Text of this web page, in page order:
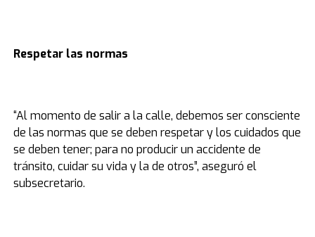
Respetar las normas
“Al momento de salir a la calle, debemos ser consciente
de las normas que se deben respetar y los cuidados que
se deben tener; para no producir un accidente de
tránsito, cuidar su vida y la de otros”, aseguró el
subsecretario.